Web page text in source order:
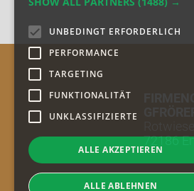
72186
UNBEDINGT ERFORDERLICH
PERFORMANCE
TARGETING
FUNKTIONALITÄT
UNKLASSIFIZIERTE
ALLE AKZEPTIEREN
ALLE ABLEHNEN